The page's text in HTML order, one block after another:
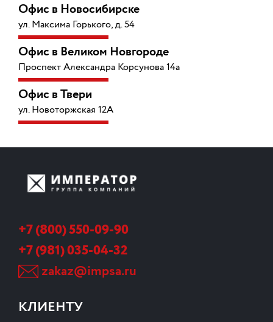
Офис в Новосибирске
ул. Максима Горького, д. 54
Офис в Великом Новгороде
Проспект Александра Корсунова 14а
Офис в Твери
ул. Новоторжская 12А
+7 (800) 550-09-90
+7 (981) 035-04-32
zakaz@impsa.ru
КЛИЕНТУ